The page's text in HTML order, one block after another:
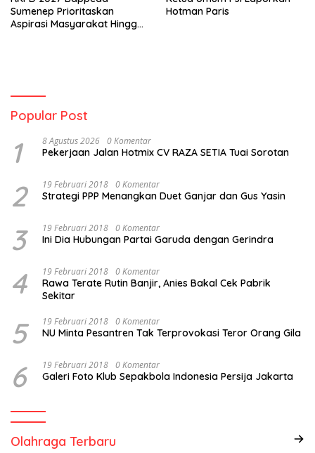
Sumenep Prioritaskan
Aspirasi Masyarakat Hingga
Hotman Paris
Popular Post
1 8 Agustus 2026 0 Komentar
Pekerjaan Jalan Hotmix CV RAZA SETIA Tuai Sorotan
2 19 Februari 2018 0 Komentar
Strategi PPP Menangkan Duet Ganjar dan Gus Yasin
3 19 Februari 2018 0 Komentar
Ini Dia Hubungan Partai Garuda dengan Gerindra
4 19 Februari 2018 0 Komentar
Rawa Terate Rutin Banjir, Anies Bakal Cek Pabrik
Sekitar
5 19 Februari 2018 0 Komentar
NU Minta Pesantren Tak Terprovokasi Teror Orang Gila
6 19 Februari 2018 0 Komentar
Galeri Foto Klub Sepakbola Indonesia Persija Jakarta
Olahraga Terbaru